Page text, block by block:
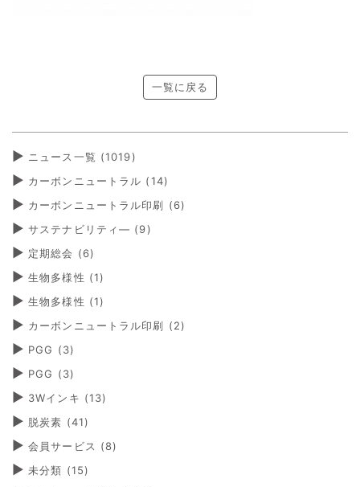
一覧に戻る
ニュース一覧 (1019)
カーボンニュートラル (14)
カーボンニュートラル印刷 (6)
サステナビリティ― (9)
定期総会 (6)
生物多様性 (1)
生物多様性 (1)
カーボンニュートラル印刷 (2)
PGG (3)
PGG (3)
3Wインキ (13)
脱炭素 (41)
会員サービス (8)
未分類 (15)